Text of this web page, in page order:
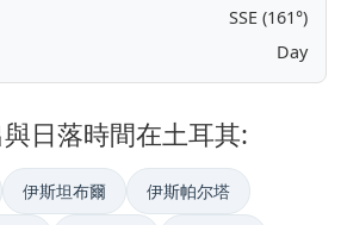
SSE (161°)
Day
日落時間在土耳其:
伊斯坦布爾 伊斯帕尔塔